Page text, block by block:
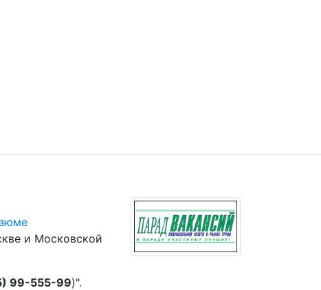
и Московской
99-555-99)".